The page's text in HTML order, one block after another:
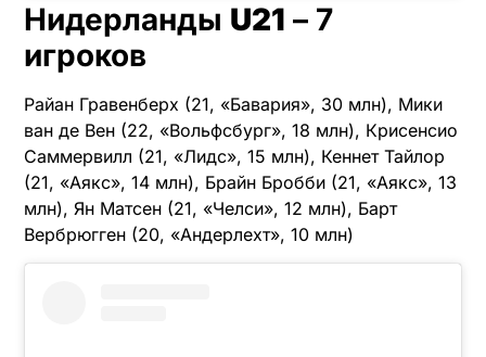
Нидерланды U21 – 7
игроков
Райан Гравенберх (21, «Бавария», 30 млн), Мики
ван де Вен (22, «Вольфсбург», 18 млн), Крисенсио
Саммервилл (21, «Лидс», 15 млн), Кеннет Тайлор
(21, «Аякс», 14 млн), Брайн Бробби (21, «Аякс», 13
млн), Ян Матсен (21, «Челси», 12 млн), Барт
Вербрюгген (20, «Андерлехт», 10 млн)